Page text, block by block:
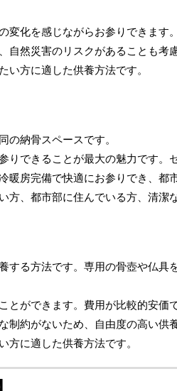
変化を感じながらお参りできます
自然災害のリスクがあることも考
い方に適した供養方法です。
の納骨スペースです。
りできることが最大の魅力です。
暖房完備で快適にお参りでき、都
方、都市部に住んでいる方、清潔
する方法です。専用の骨壺や仏具
とができます。費用が比較的安価
制約がないため、自由度の高い供
方に適した供養方法です。